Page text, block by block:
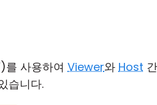
를 사용하여 Viewer와 Host
습니다.